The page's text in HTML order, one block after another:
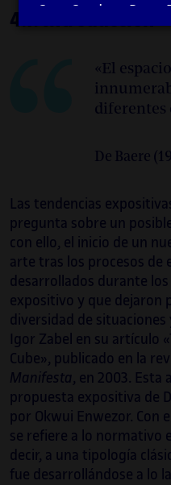
4.1. Introducción
«El
diferentes
De Baere
Las tendencias
pregunta sobre un
con ello, el inicio de un
arte tras los procesos de
desarrollados durante
expositivo y que dejaron
diversidad de
Igor Zabel en su artículo
Cube», publicado en la
Manifesta , en 2003. Esta
propuesta expositiva de
por Okwui Enwezor. Con
se refiere a lo normativo
decir, a una tipología
fue desarrollándose a lo
Sean Snyder y Peter
2002 a 2005 fue co-
Aguirre), proyecto
produjo proyectos
Philipsz, Lise Harlev,
Dispositifs of
The Plazas of
Goldsmiths College,
2016 a 2019 formó
Técnica Temporal
vasco. En la
Curating Positions
Leon Filter) en el
Art Institute,
recibido la beca
de España en Roma.